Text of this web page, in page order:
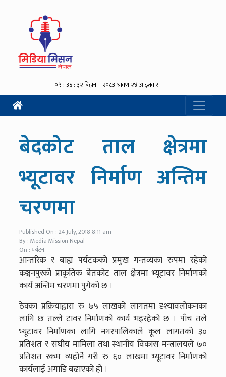
बेदकोट ताल क्षेत्रमा
भ्यूटावर निर्माण अन्तिम
चरणमा
Published On : 24 July, 2018 8:11 am
By : Media Mission Nepal
On : पर्यटन
आन्तरिक र बाह्य पर्यटकको प्रमुख गन्तव्यका रुपमा रहेको
कञ्चनपुरको प्राकृतिक बेतकोट ताल क्षेत्रमा भ्यूटावर निर्माणको
कार्य अन्तिम चरणमा पुगेको छ ।
ठेक्का प्रक्रियाद्वारा रु ७५ लाखको लागतमा दृश्यावलोकनका
लागि छ तल्ले टावर निर्माणको कार्य भइरहेको छ । पाँच तले
भ्यूटावर निर्माणका लागि नगरपालिकाले कूल लागतको ३०
प्रतिशत र संघीय मामिला तथा स्थानीय विकास मन्त्रालयले ७०
प्रतिशत रकम व्यहोर्ने गरी रु ६० लाखमा भ्यूटावर निर्माणको
कार्यलाई अगाडि बढाएको हो ।